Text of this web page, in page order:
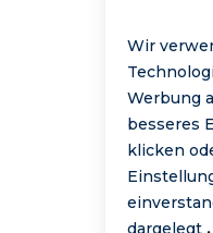
Wir
Werbung
besseres
klicken
dargelegt .